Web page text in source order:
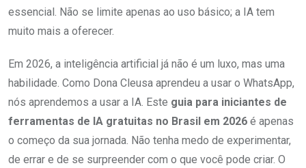
essencial. Não se limite apenas ao uso básico; a IA tem
muito mais a oferecer.
Em 2026, a inteligência artificial já não é um luxo, mas uma
habilidade. Como Dona Cleusa aprendeu a usar o WhatsApp,
nós aprendemos a usar a IA. Este guia para iniciantes de
ferramentas de IA gratuitas no Brasil em 2026 é apenas
o começo da sua jornada. Não tenha medo de experimentar,
de errar e de se surpreender com o que você pode criar. O